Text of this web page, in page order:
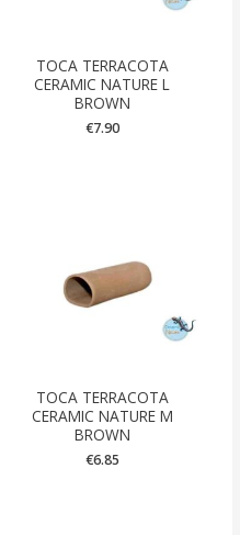
TOCA TERRACOTA
CERAMIC NATURE L
BROWN
€7.90
TOCA TERRACOTA
CERAMIC NATURE M
BROWN
€6.85